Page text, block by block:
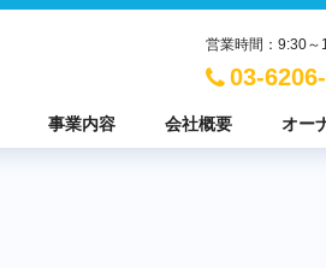
営業時間：9:30
03-
事業内容 会社概要 オー